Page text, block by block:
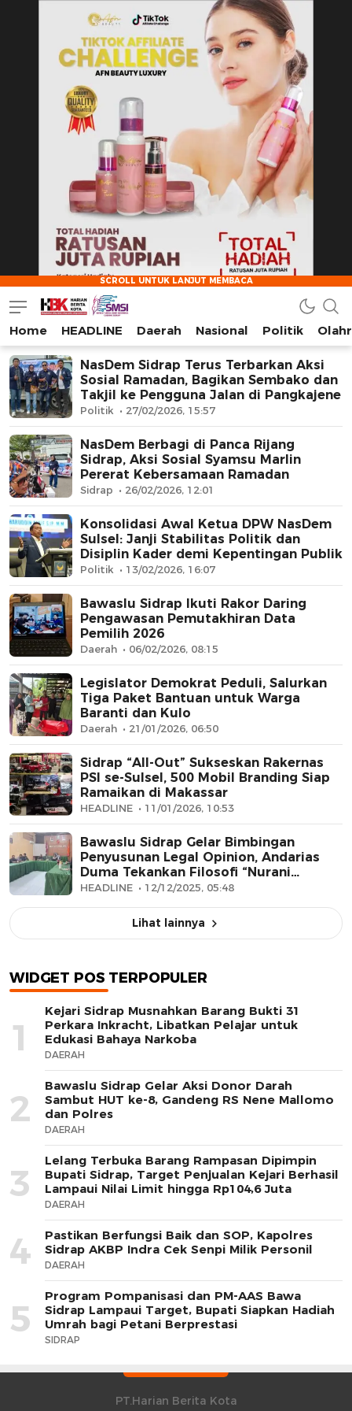
AFN BEAUTY LUXURY
HarianBeritaKota
Mengabarkan Setiap Detil, Sudut, dan Cerita Kota
Home HEADLINE Daerah Nasional Politik
NasDem Sidrap Terus Terbarkan Aksi
Sosial Ramadan, Bagikan Sembako dan
Takjil ke Pengguna Jalan di Pangkajene
Politik 27/02/2026, 15:57
NasDem Berbagi di Panca Rijang
Sidrap, Aksi Sosial Syamsu Marlin
Pererat Kebersamaan Ramadan
Sidrap 26/02/2026, 12:01
Konsolidasi Awal Ketua DPW NasDem
Sulsel: Janji Stabilitas Politik dan
Disiplin Kader demi Kepentingan Publik
Politik 13/02/2026, 16:07
Bawaslu Sidrap Ikuti Rakor Daring
Pengawasan Pemutakhiran Data
Pemilih 2026
Daerah 06/02/2026, 08:15
Legislator Demokrat Peduli, Salurkan
Tiga Paket Bantuan untuk Warga
Baranti dan Kulo
Daerah 21/01/2026, 06:50
Sidrap “All-Out” Sukseskan Rakernas
PSI se-Sulsel, 500 Mobil Branding Siap
Ramaikan di Makassar
HEADLINE 11/01/2026, 10:53
Bawaslu Sidrap Gelar Bimbingan
Penyusunan Legal Opinion, Andarias
Duma Tekankan Filosofi “Nurani
Hukum”
HEADLINE 12/12/2025, 05:48
Lihat lainnya
WIDGET POS TERPOPULER
1
Kejari Sidrap Musnahkan Barang Bukti 31
Perkara Inkracht, Libatkan Pelajar untuk
Edukasi Bahaya Narkoba
DAERAH
2
Bawaslu Sidrap Gelar Aksi Donor Darah
Sambut HUT ke-8, Gandeng RS Nene Mallomo
dan Polres
DAERAH
3
Lelang Terbuka Barang Rampasan Dipimpin
Bupati Sidrap, Target Penjualan Kejari Berhasil
Lampaui Nilai Limit hingga Rp104,6 Juta
DAERAH
4
Pastikan Berfungsi Baik dan SOP, Kapolres
Sidrap AKBP Indra Cek Senpi Milik Personil
DAERAH
5
Program Pompanisasi dan PM-AAS Bawa
Sidrap Lampaui Target, Bupati Siapkan Hadiah
Umrah bagi Petani Berprestasi
SIDRAP
PT.Harian Berita Kota